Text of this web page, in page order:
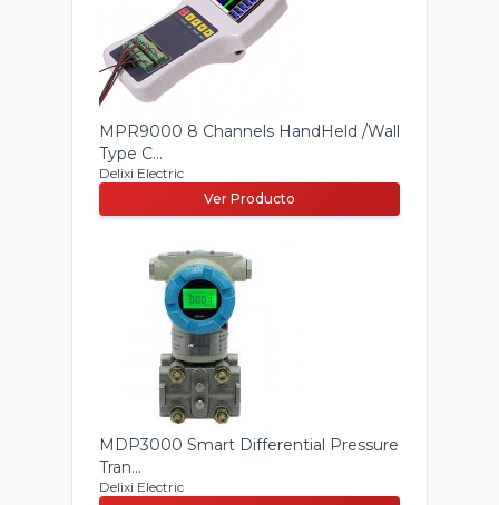
MPR9000 8 Channels HandHeld /Wall
Type C...
Delixi Electric
Ver Producto
MDP3000 Smart Differential Pressure
Tran...
Delixi Electric